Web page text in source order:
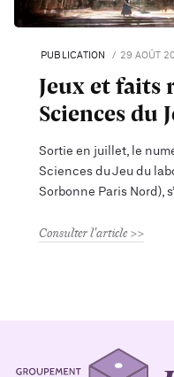
PUBLICATION 29 AOÛT
Jeux et
Sciences du
Sortie en juillet, le
Sciences du Jeu du
Sorbonne Paris Nord),
Consulter l'article